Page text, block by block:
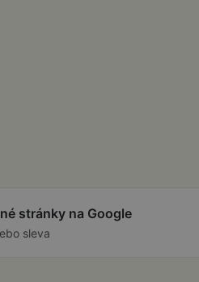
stránky na Google
sleva